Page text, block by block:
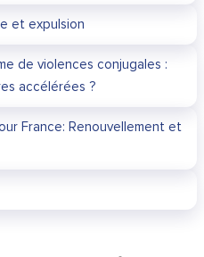
et expulsion
de violences conjugales :
accélérées ?
France: Renouvellement et